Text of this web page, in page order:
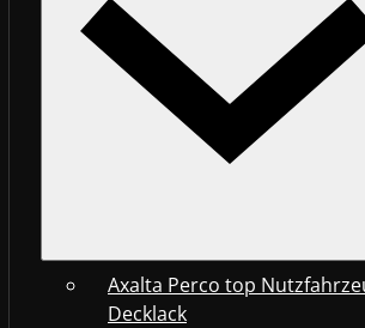
Axalta Perco top
Decklack